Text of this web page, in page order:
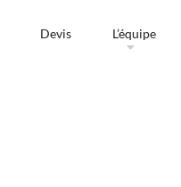
Devis L’équipe